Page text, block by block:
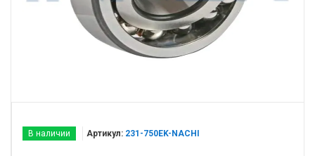
В наличии Артикул: 231-750EK-NACHI